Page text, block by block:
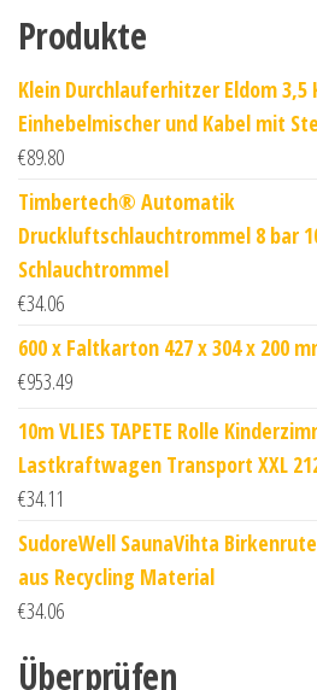
Produkte
Klein Durchlauferhitzer Eldom 3,5
Einhebelmischer und Kabel mit
€89.80
Timbertech® Automatik
Druckluftschlauchtrommel 8 bar
Schlauchtrommel
€34.06
600 x Faltkarton 427 x 304 x 200
€953.49
10m VLIES TAPETE Rolle
Lastkraftwagen Transport XXL
€34.11
SudoreWell SaunaVihta
aus Recycling Material
€34.06
Überprüfen